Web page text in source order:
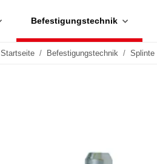
Befestigungstechnik
Startseite Befestigungstechnik Splinte